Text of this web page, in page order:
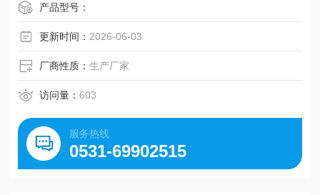
产品型号：
更新时间： 2026-06-03
厂商性质：生产厂家
访问量：603
服务热线
0531-69902515